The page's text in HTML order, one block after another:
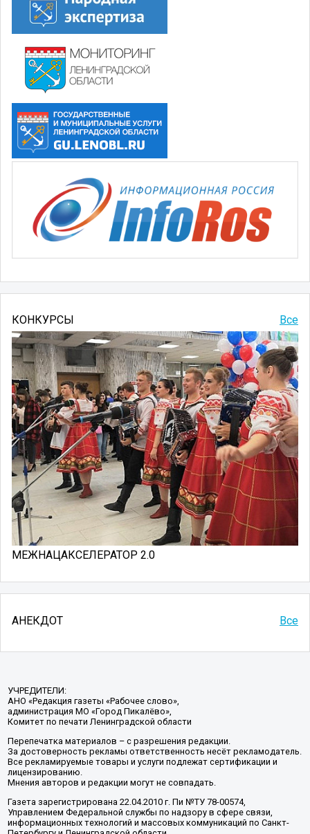
Все
КОНКУРСЫ
МЕЖНАЦАКСЕЛЕРАТОР 2.0
АНЕКДОТ Все
УЧРЕДИТЕЛИ:
АНО «Редакция газеты «Рабочее слово»,
администрация МО «Город Пикалёво»,
Комитет по печати Ленинградской области
Перепечатка материалов – с разрешения редакции.
За достоверность рекламы ответственность несёт рекламодатель.
Все рекламируемые товары и услуги подлежат сертификации и
лицензированию.
Мнения авторов и редакции могут не совпадать.
Газета зарегистрирована 22.04.2010 г. Пи №ТУ 78-00574,
Управлением Федеральной службы по надзору в сфере связи,
информационных технологий и массовых коммуникаций по Санкт-